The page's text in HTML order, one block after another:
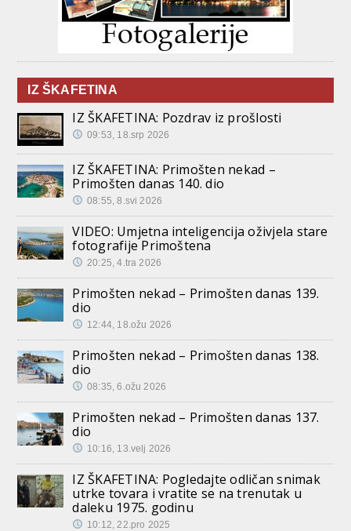
IZ ŠKAFETINA
IZ ŠKAFETINA: Pozdrav iz prošlosti
09:53, 18.srp 2026
IZ ŠKAFETINA: Primošten nekad –
Primošten danas 140. dio
08:55, 8.svi 2026
VIDEO: Umjetna inteligencija oživjela stare
fotografije Primoštena
20:25, 4.tra 2026
Primošten nekad – Primošten danas 139.
dio
12:44, 18.ožu 2026
Primošten nekad – Primošten danas 138.
dio
08:35, 6.ožu 2026
Primošten nekad – Primošten danas 137.
dio
10:16, 13.velj 2026
IZ ŠKAFETINA: Pogledajte odličan snimak
utrke tovara i vratite se na trenutak u
daleku 1975. godinu
10:12, 22.pro 2025